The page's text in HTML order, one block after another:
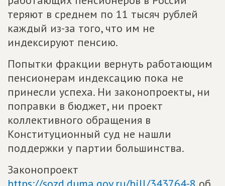
теряют в среднем по 11 тысяч рублей
каждый из-за того, что им не
индексируют пенсию.
Попытки фракции вернуть работающим
пенсионерам индексацию пока не
принесли успеха. Ни законопроекты, ни
поправки в бюджет, ни проект
коллективного обращения в
Конституционный суд не нашли
поддержки у партии большинства.
Законопроект